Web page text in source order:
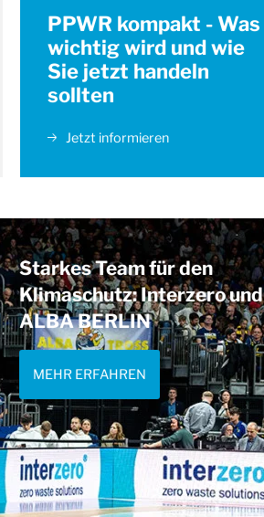
PPWR kompakt - Was
wichtig wird und wie
Sie jetzt handeln
sollten
Jetzt informieren
Starkes Team für den
Klimaschutz: Interzero und
ALBA BERLIN
MEHR ERFAHREN